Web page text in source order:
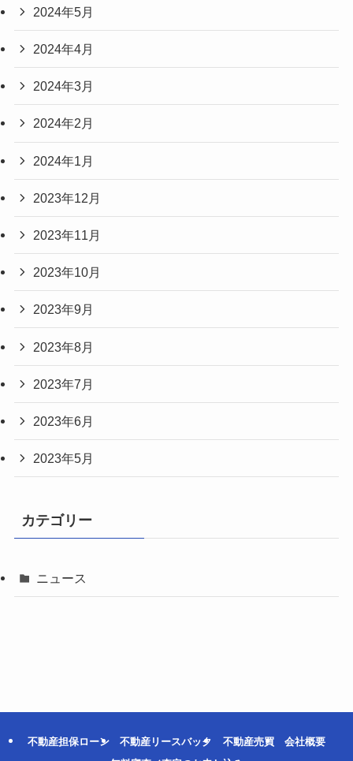
2024年5月
2024年4月
2024年3月
2024年2月
2024年1月
2023年12月
2023年11月
2023年10月
2023年9月
2023年8月
2023年7月
2023年6月
2023年5月
カテゴリー
ニュース
不動産担保ローン 不動産リースバック 不動産売買
会社概要